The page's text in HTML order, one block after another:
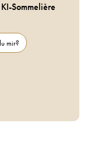
Sommelière
mir?